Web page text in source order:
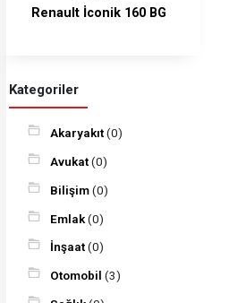
Renault İconik 160 BG
Kategoriler
Akaryakıt(0)
Avukat(0)
Bilişim(0)
Emlak(0)
İnşaat(0)
Otomobil(3)